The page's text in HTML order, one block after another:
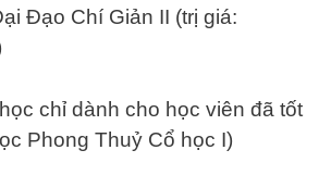
Đạo Chí Giản II (trị giá:
chỉ dành cho học viên đã tốt
Phong Thuỷ Cổ học I)